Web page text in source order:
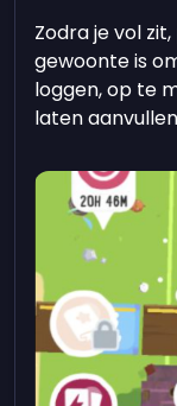
Zodra je vol
gewoonte is
loggen, op te
laten